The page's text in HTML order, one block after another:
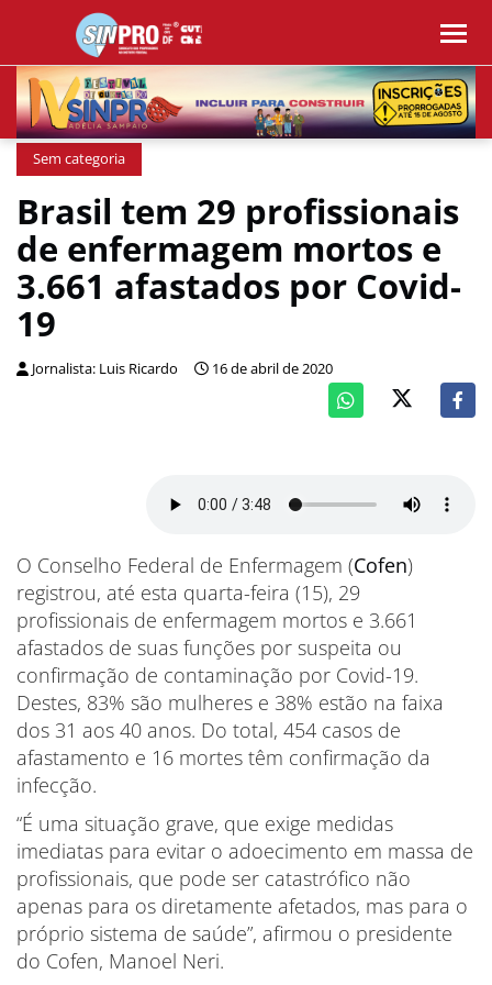
Sem categoria
Brasil tem 29 profissionais
de enfermagem mortos e
3.661 afastados por Covid-
19
Jornalista: Luis Ricardo 16 de abril de 2020
O Conselho Federal de Enfermagem (Cofen)
registrou, até esta quarta-feira (15), 29
profissionais de enfermagem mortos e 3.661
afastados de suas funções por suspeita ou
confirmação de contaminação por Covid-19.
Destes, 83% são mulheres e 38% estão na faixa
dos 31 aos 40 anos. Do total, 454 casos de
afastamento e 16 mortes têm confirmação da
infecção.
“É uma situação grave, que exige medidas
imediatas para evitar o adoecimento em massa de
profissionais, que pode ser catastrófico não
apenas para os diretamente afetados, mas para o
próprio sistema de saúde”, afirmou o presidente
do Cofen, Manoel Neri.